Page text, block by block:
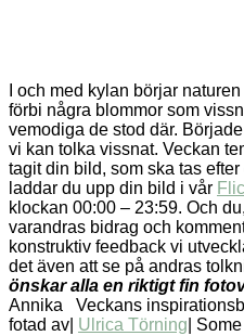
I och med kylan börjar
förbi några blommor som
vemodiga de stod där.
vi kan tolka vissnat. Veckan
tagit din bild, som ska tas
laddar du upp din bild i vår
klockan 00:00 – 23:59. Och
varandras bidrag och
konstruktiv feedback vi
det även att se på andras
önskar alla en riktigt fin
Annika
Veckans
fotad av| Ulrica Törning |